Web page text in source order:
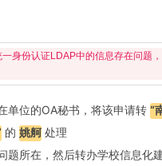
一身份认证LDAP中的信息存在问题
单位的OA秘书，将该申请转 “
的 姚舸 处理
题所在，然后转办学校信息化